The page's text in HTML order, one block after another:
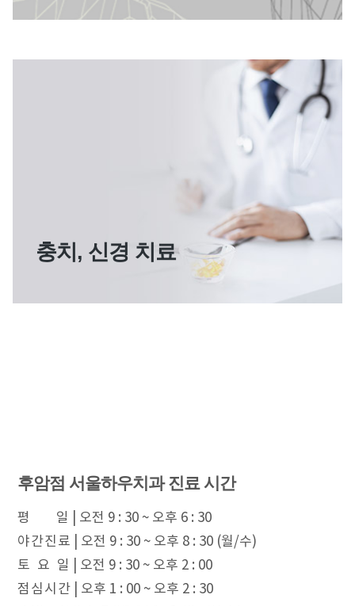
충치, 신경 치료
후암점 서울하우치과 진료 시간
평 일
| 오전 9 : 30 ~ 오후 6 : 30
야 간 진 료
| 오전 9 : 30 ~ 오후 8 : 30 (월/수)
토 요 일
| 오전 9 : 30 ~ 오후 2 : 00
점 심 시 간
| 오후 1 : 00 ~ 오후 2 : 30